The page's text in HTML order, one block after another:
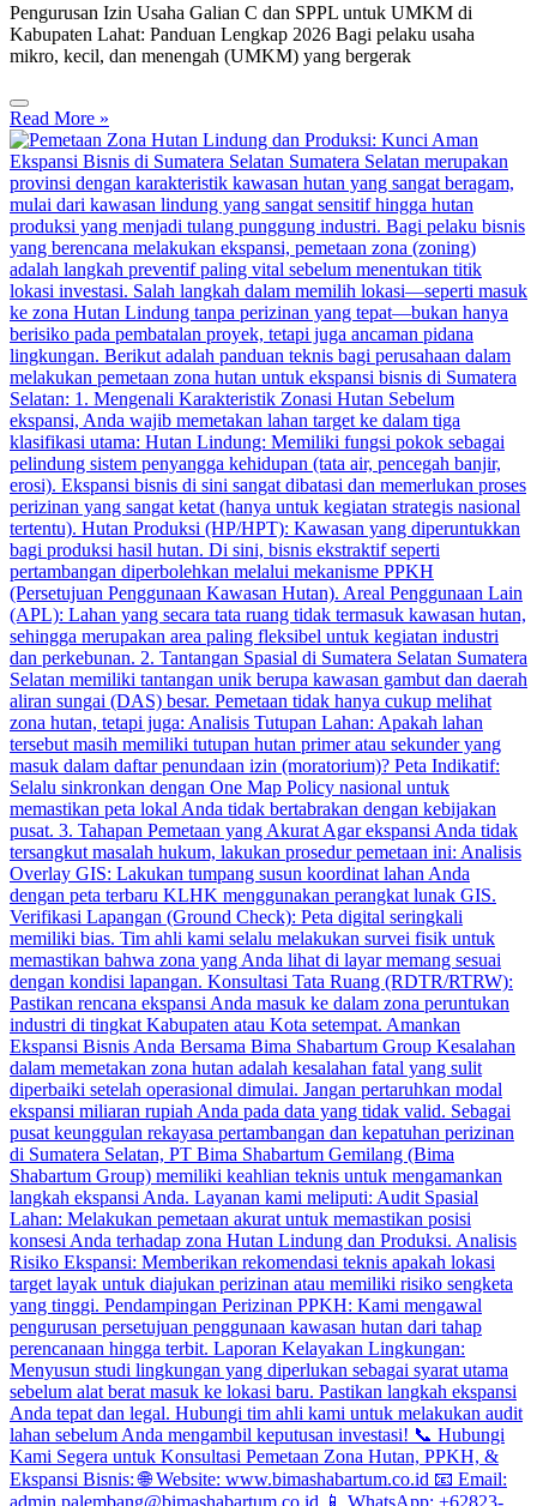
Pengurusan Izin Usaha Galian C dan SPPL untuk UMKM di
Kabupaten Lahat: Panduan Lengkap 2026 Bagi pelaku usaha
mikro, kecil, dan menengah (UMKM) yang bergerak
Read More »